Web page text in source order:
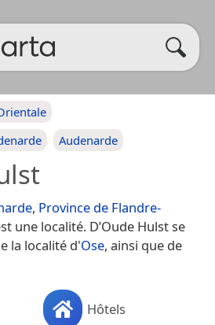
Audenarde
, Province de Flandre-
une localité. D’Oude Hulst se
la localité d'Ose, ainsi que de
Hôtels